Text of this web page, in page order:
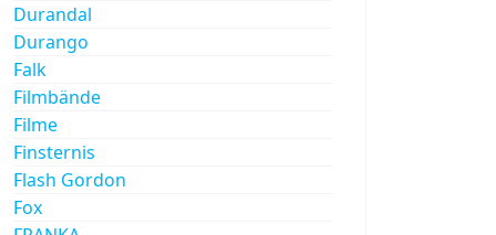
Durandal
Durango
Falk
Filmbände
Filme
Finsternis
Flash Gordon
Fox